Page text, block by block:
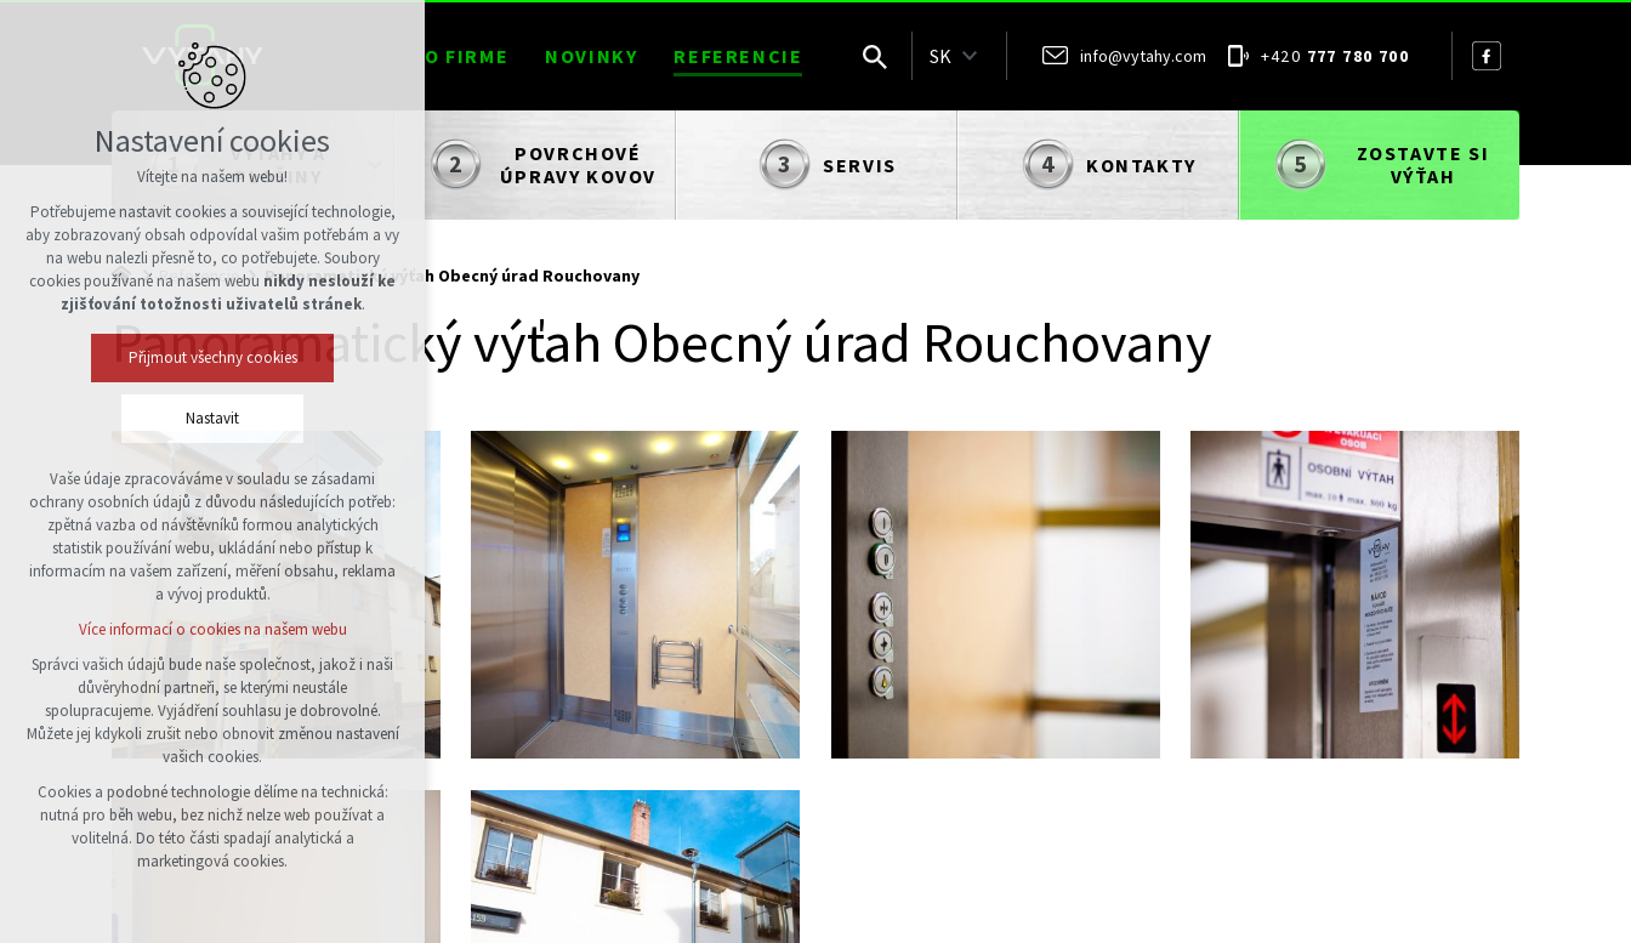
O FIRME NOVINKY REFERENCIE SK info@vytahy.com +420 777 780 700
VÝŤAHY A
PLOŠINY
POVRCHOVÉ
ÚPRAVY KOVOV
SERVIS KONTAKTY
ZOSTAVTE SI
VÝŤAH
Referencie Panoramatický výťah Obecný úrad Rouchovany
Panoramatický výťah Obecný úrad Rouchovany
Nastavení cookies
Vítejte na našem webu!
Potřebujeme nastavit cookies a související technologie,
aby zobrazovaný obsah odpovídal vašim potřebám a vy
na webu nalezli přesně to, co potřebujete. Soubory
cookies používané na našem webu nikdy neslouží ke
zjišťování totožnosti uživatelů stránek.
Přijmout všechny cookies
Nastavit
Technická cookies
nutná pro provozování webu
udržení kontextu stránek (session): případná
přihlášení, volby jazyka, apod.
analytická pro anonymizované vyhodnocení
návštěvnosti
marketingová cookies (Google)
Více informací o cookies na našem webu
Přijmout všechny cookies
Odmítnout vše
Vaše údaje zpracováváme v souladu se zásadami
ochrany osobních údajů z důvodu následujících potřeb:
zpětná vazba od návštěvníků formou analytických
statistik používání webu, ukládání nebo přístup k
informacím na vašem zařízení, měření obsahu, reklama
a vývoj produktů.
Více informací o cookies na našem webu
Správci vašich údajů bude naše společnost, jakož i naši
důvěryhodní partneři, se kterými neustále
spolupracujeme. Vyjádření souhlasu je dobrovolné.
Můžete jej kdykoli zrušit nebo obnovit změnou nastavení
vašich cookies.
Cookies a podobné technologie dělíme na technická:
nutná pro běh webu, bez nichž nelze web používat a
volitelná. Do této části spadají analytická a
marketingová cookies.